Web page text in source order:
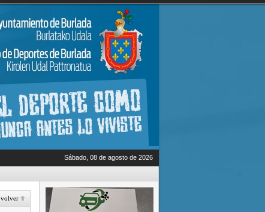
Sábado, 08 de agosto de 2026
volver